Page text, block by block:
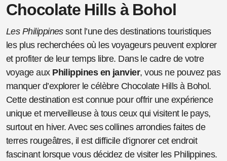
Chocolate Hills à Bohol
Les Philippinessont l’une des destinations touristiques
les plus recherchées où les voyageurs peuvent explorer
et profiter de leur temps libre. Dans le cadre de votre
voyage aux Philippines en janvier, vous ne pouvez pas
manquer d’explorer le célèbre Chocolate Hills à Bohol.
Cette destination est connue pour offrir une expérience
unique et merveilleuse à tous ceux qui visitent le pays,
surtout en hiver. Avec ses collines arrondies faites de
terres rougeâtres, il est difficile d’ignorer cet endroit
fascinant lorsque vous décidez de visiter les Philippines.